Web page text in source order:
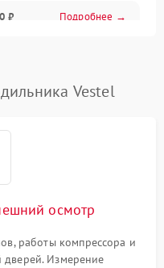
₽ Подробнее →
₽ Подробнее →
₽ Подробнее →
Vestel
осмотр
работы компрессора и
дверей. Измерение